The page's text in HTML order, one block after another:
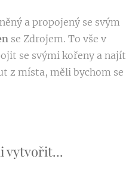
a propojený se svým
se Zdrojem. To vše v
se svými kořeny a najít
z místa, měli bychom se
vytvořit...